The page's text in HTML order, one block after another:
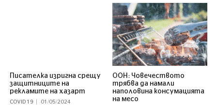
Писателка изригна срещу
защитниците на
рекламите на хазарт
COVID 19 01/05/2024
ООН: Човечеството
трябва да намали
наполовина консумацията
на месо